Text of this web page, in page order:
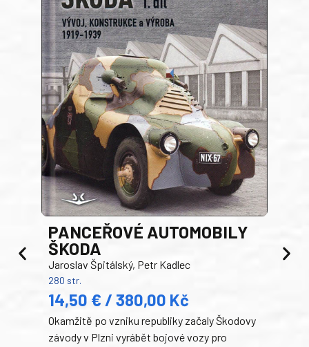
PANCEŘOVÉ AUTOMOBILY
ŠKODA
Jaroslav Špitálský, Petr Kadlec
280 str.
14,50 € / 380,00 Kč
Okamžitě po vzniku republiky začaly Škodovy
závody v Plzni vyrábět bojové vozy pro